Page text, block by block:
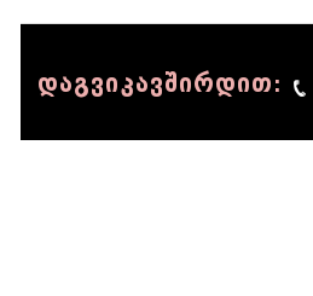
დაგვიკავშირდით: